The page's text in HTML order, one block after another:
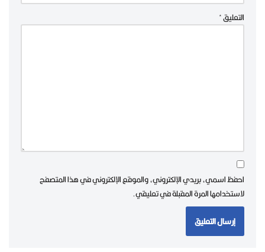
التعليق*
احفظ اسمي، بريدي الإلكتروني، والموقع الإلكتروني في هذا المتصفح
لاستخدامها المرة المقبلة في تعليقي.